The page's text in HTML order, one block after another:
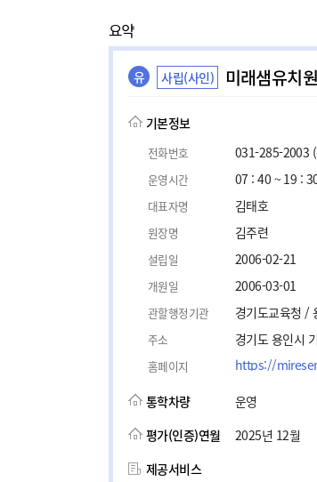
요약
유 사립(사인) 미래샘유치원
기본정보
전화번호 031-285-2003
운영시간 07 : 40 ~ 19 :
대표자명 김태호
원장명 김주련
설립일 2006-02-21
개원일 2006-03-01
관할행정기관 경기도교육청 /
주소 경기도 용인시
홈페이지 https://
통학차량
운영
평가(인증)연월
2025년 12월
제공서비스